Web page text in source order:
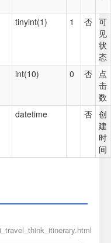
tinyint(1) 1 否 可
见
状
态
int(10) 0 否 点
击
数
datetime 否 创
建
时
间